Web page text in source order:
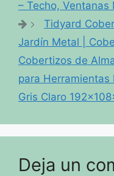
– Techo, Ventanas
Tidyard
Jardín Metal |
Cobertizos de
para Herramientas
Gris Claro
Deja un